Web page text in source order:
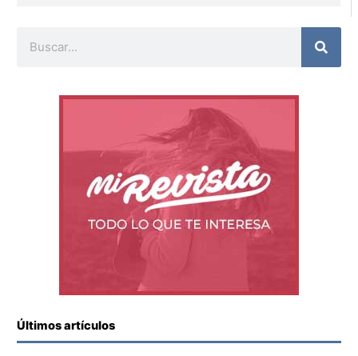
Últimos artículos